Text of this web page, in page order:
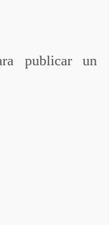
publicar un